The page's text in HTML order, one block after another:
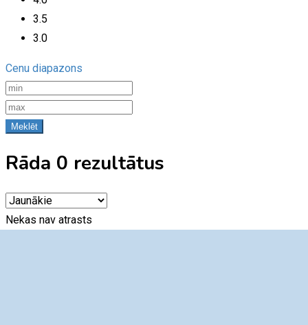
3.5
3.0
Cenu diapazons
Meklēt
Rāda 0 rezultātus
Nekas nav atrasts